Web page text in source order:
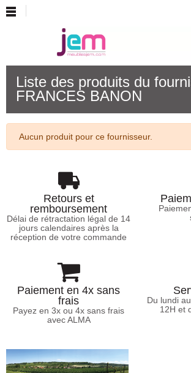
Liste des produits du
FRANCES BANON
Aucun produit pour ce fournisseur.
Retours et
remboursement
Délai de rétractation légal de 14
jours calendaires après la
réception de votre commande
Paiement en 4x sans
frais
Payez en 3x ou 4x sans frais
avec ALMA
Du lundi
12H et